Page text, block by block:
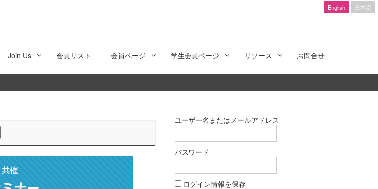
English 日本語
Join Us 会員リスト 会員ページ 学生会員ページ リソース お問合せ
ユーザー名またはメールアドレス
パスワード
ログイン情報を保存